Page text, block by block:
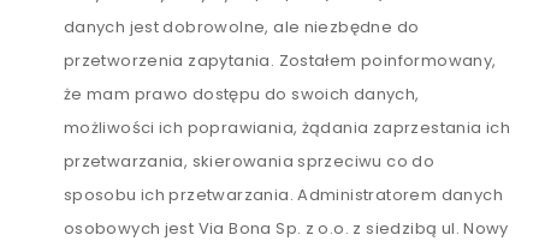
danych jest dobrowolne, ale niezbędne do
przetworzenia zapytania. Zostałem poinformowany,
że mam prawo dostępu do swoich danych,
możliwości ich poprawiania, żądania zaprzestania ich
przetwarzania, skierowania sprzeciwu co do
sposobu ich przetwarzania. Administratorem danych
osobowych jest Via Bona Sp. z o.o. z siedzibą ul. Nowy